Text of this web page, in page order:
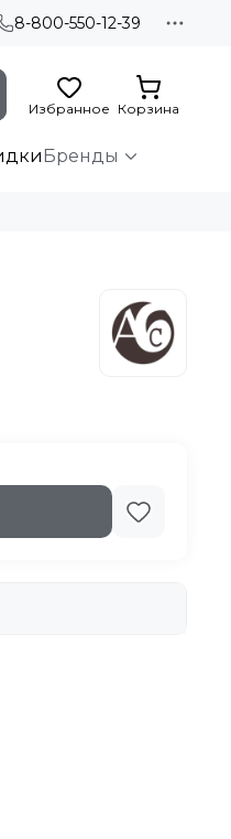
8-800-550-12-39
Избранное Корзина
Бренды